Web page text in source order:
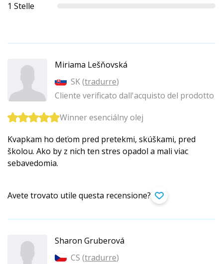
1 Stelle
Miriama Lešňovská
SK (tradurre)
Cliente verificato dall'acquisto del prodotto
Winner esenciálny olej
Kvapkam ho deťom pred pretekmi, skúškami, pred
školou. Ako by z nich ten stres opadol a mali viac
sebavedomia.
Avete trovato utile questa recensione?
Sharon Gruberová
CS (tradurre)